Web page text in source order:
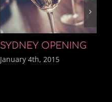
SYDNEY OPENING
January 4th, 2015